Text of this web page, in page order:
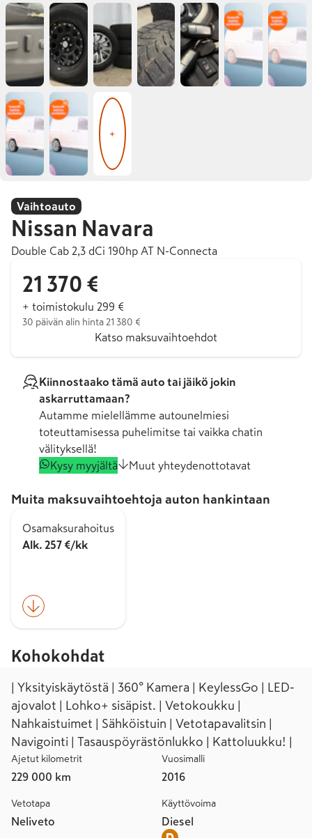
+
Vaihtoauto
Nissan Navara
Double Cab 2,3 dCi 190hp AT N-Connecta
21 370 €
+ toimistokulu 299 €
30 päivän alin hinta 21 380 €
Katso maksuvaihtoehdot
Kiinnostaako tämä auto tai jäikö jokin
askarruttamaan?
Autamme mielellämme autounelmiesi
toteuttamisessa puhelimitse tai vaikka chatin
välityksellä!
Kysy myyjältä
Muut yhteydenottotavat
Muita maksuvaihtoehtoja auton hankintaan
Osamaksurahoitus
Alk. 257 €/kk
Kohokohdat
| Yksityiskäytöstä | 360° Kamera | KeylessGo | LED-
ajovalot | Lohko+ sisäpist. | Vetokoukku |
Nahkaistuimet | Sähköistuin | Vetotapavalitsin |
Navigointi | Tasauspöyrästönlukko | Kattoluukku! |
Ajetut kilometrit
229 000 km
Vuosimalli
2016
Vetotapa
Neliveto
Käyttövoima
Diesel